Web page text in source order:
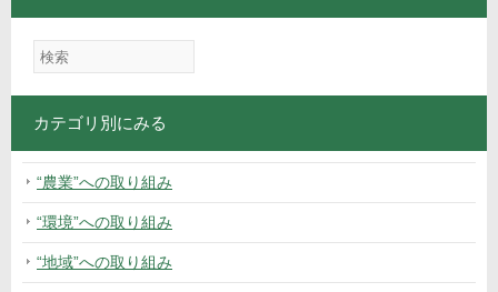
カテゴリ別にみる
“農業”への取り組み
“環境”への取り組み
“地域”への取り組み